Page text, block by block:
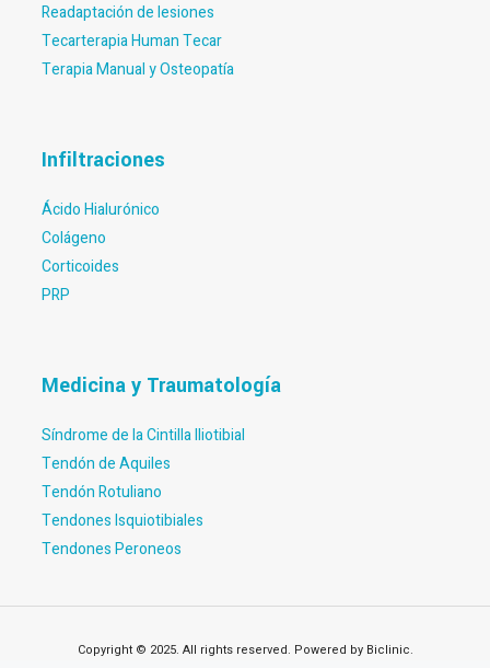
Readaptación de lesiones
Tecarterapia Human Tecar
Terapia Manual y Osteopatía
Infiltraciones
Ácido Hialurónico
Colágeno
Corticoides
PRP
Medicina y Traumatología
Síndrome de la Cintilla Iliotibial
Tendón de Aquiles
Tendón Rotuliano
Tendones Isquiotibiales
Tendones Peroneos
Copyright © 2025. All rights reserved. Powered by Biclinic.